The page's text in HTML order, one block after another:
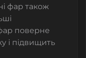
фар також
поверне
і підвищить